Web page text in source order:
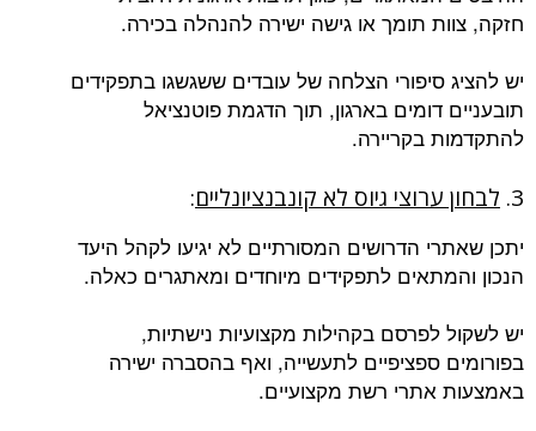
חזקה, צוות תומך או גישה ישירה להנהלה בכירה.
יש להציג סיפורי הצלחה של עובדים ששגשגו בתפקידים
תובעניים דומים בארגון, תוך הדגמת פוטנציאל
להתקדמות בקריירה.
3. לבחון ערוצי גיוס לא קונבנציונליים:
יתכן שאתרי הדרושים המסורתיים לא יגיעו לקהל היעד
הנכון והמתאים לתפקידים מיוחדים ומאתגרים כאלה.
יש לשקול לפרסם בקהילות מקצועיות נישתיות,
בפורומים ספציפיים לתעשייה, ואף בהסברה ישירה
באמצעות אתרי רשת מקצועיים.